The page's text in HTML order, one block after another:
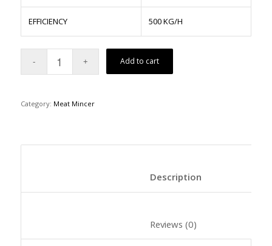
EFFICIENCY 500 KG/H
Add to cart
Category: Meat Mincer